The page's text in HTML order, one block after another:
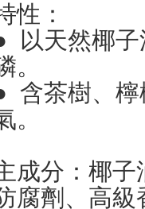
性：
以天然椰子
。
含茶樹、檸
。
成分：椰子
腐劑、高級